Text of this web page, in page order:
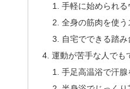
手軽に始められ
全身の筋肉を使
自宅でできる踏
運動が苦手な人でも
手足高温浴で汗腺